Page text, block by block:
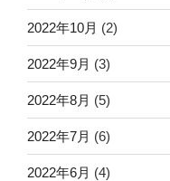
2022年10月 (2)
2022年9月 (3)
2022年8月 (5)
2022年7月 (6)
2022年6月 (4)